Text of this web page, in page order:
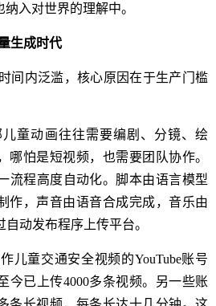
入对世界的理解中。
生成时代
间内泛滥，核心原因在于生产门槛
童动画往往需要编剧、分镜、绘
哪怕是短视频，也需要团队协作。
流程高度自动化。脚本由语言模型
作，声音由语音合成完成，音乐由
动发布程序上传平台。
儿童交通安全视频的YouTube账号
今已上传4000多条视频。另一些账